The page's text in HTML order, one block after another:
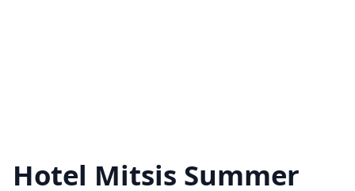
Hotel Mitsis Summer